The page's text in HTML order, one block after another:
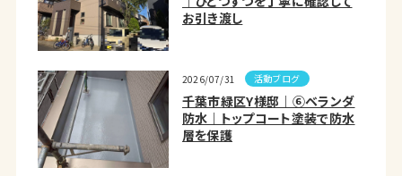
お引き渡し
2026/07/31 活動ブログ
千葉市緑区Y様邸｜⑥ベランダ
防水｜トップコート塗装で防水
層を保護